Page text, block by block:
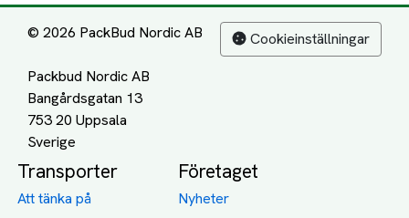
© 2026 PackBud Nordic AB
Packbud Nordic AB
Bangårdsgatan 13
753 20 Uppsala
Cookieinställningar
Transporter
Att tänka på
Företaget
Nyheter